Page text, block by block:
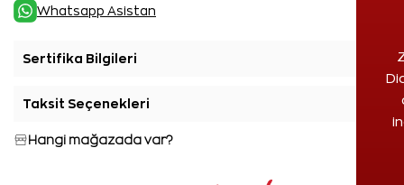
Whatsapp Asistan
Sertifika Bilgileri
Taksit Seçenekleri
Hangi mağazada var?